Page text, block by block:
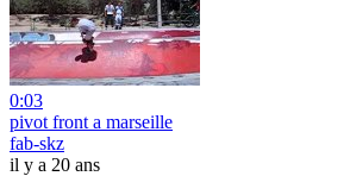
0:03
pivot front a marseille
fab-skz
il y a 20 ans